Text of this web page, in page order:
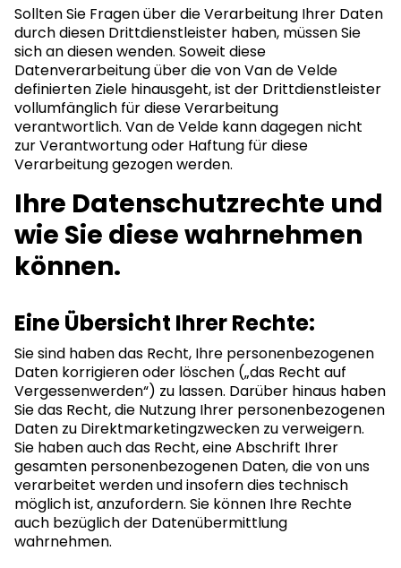
Sollten Sie Fragen über die Verarbeitung Ihrer Daten
durch diesen Drittdienstleister haben, müssen Sie
sich an diesen wenden. Soweit diese
Datenverarbeitung über die von Van de Velde
definierten Ziele hinausgeht, ist der Drittdienstleister
vollumfänglich für diese Verarbeitung
verantwortlich. Van de Velde kann dagegen nicht
zur Verantwortung oder Haftung für diese
Verarbeitung gezogen werden.
Ihre Datenschutzrechte und
wie Sie diese wahrnehmen
können.
Eine Übersicht Ihrer Rechte:
Sie sind haben das Recht, Ihre personenbezogenen
Daten korrigieren oder löschen („das Recht auf
Vergessenwerden“) zu lassen. Darüber hinaus haben
Sie das Recht, die Nutzung Ihrer personenbezogenen
Daten zu Direktmarketingzwecken zu verweigern.
Sie haben auch das Recht, eine Abschrift Ihrer
gesamten personenbezogenen Daten, die von uns
verarbeitet werden und insofern dies technisch
möglich ist, anzufordern. Sie können Ihre Rechte
auch bezüglich der Datenübermittlung
wahrnehmen.